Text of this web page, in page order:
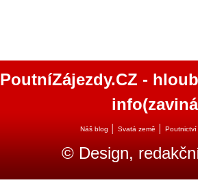
PoutníZájezdy.CZ -
Náš blog Svatá země Poutnictví
© Design,